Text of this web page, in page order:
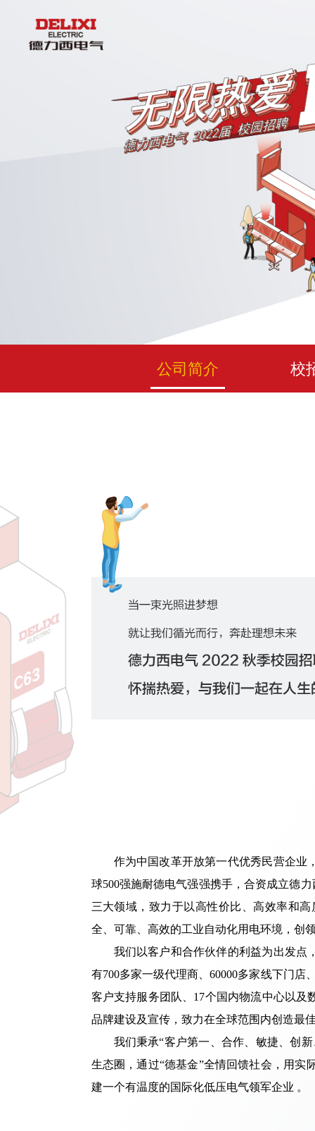
公司简介 校
作为中国改革开放第一代优秀民营企业
球500强施耐德电气强强携手，合资成立德
三大领域，致力于以高性价比、高效率和
全、可靠、高效的工业自动化用电环境，创
我们以客户和合作伙伴的利益为出发点
有700多家一级代理商、60000多家线下门
客户支持服务团队、17个国内物流中心以
品牌建设及宣传，致力在全球范围内创造最
我们秉承“客户第一、合作、敏捷、创
生态圈，通过“德基金”全情回馈社会，用实
建一个有温度的国际化低压电气领军企业 。